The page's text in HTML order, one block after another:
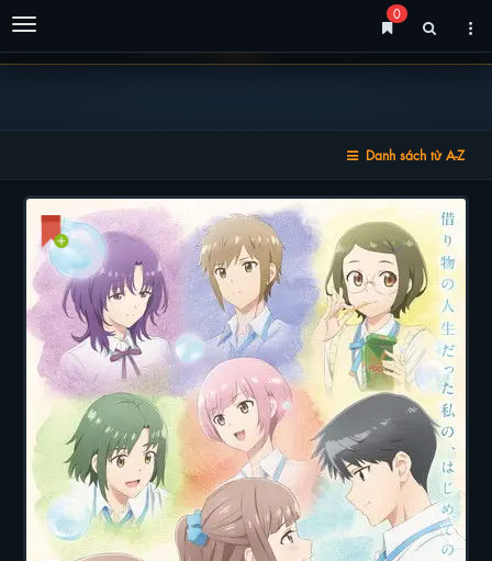
Menu
0
Danh sách từ A-Z